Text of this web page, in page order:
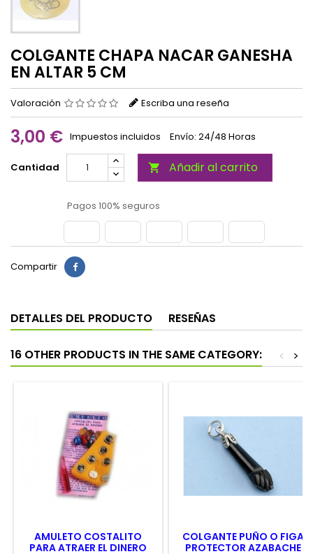
COLGANTE CHAPA NACAR GANESHA
EN ALTAR 5 CM
Valoración Escriba una reseña
3,00 € Impuestos incluidos Envío: 24/48 Horas
Cantidad  Añadir al carrito
Pagos 100% seguros
Compartir
DETALLES DEL PRODUCTO RESEÑAS
16 OTHER PRODUCTS IN THE SAME CATEGORY: >
<
AMULETO COSTALITO
PARA ATRAER EL DINERO
COLGANTE PUÑO O FIGA
PROTECTOR AZABACHE